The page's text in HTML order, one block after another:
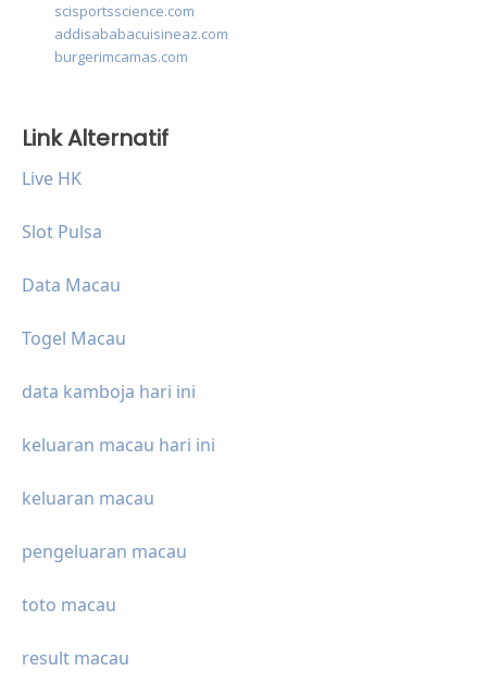
scisportsscience.com
addisababacuisineaz.com
burgerimcamas.com
Link Alternatif
Live HK
Slot Pulsa
Data Macau
Togel Macau
data kamboja hari ini
keluaran macau hari ini
keluaran macau
pengeluaran macau
toto macau
result macau